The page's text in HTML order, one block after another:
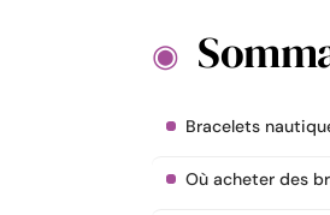
Bracelets
Où acheter des